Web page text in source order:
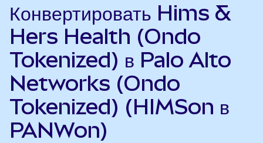
Конвертировать Hims &
Hers Health (Ondo
Tokenized) в Palo Alto
Networks (Ondo
Tokenized) (HIMSon в
PANWon)